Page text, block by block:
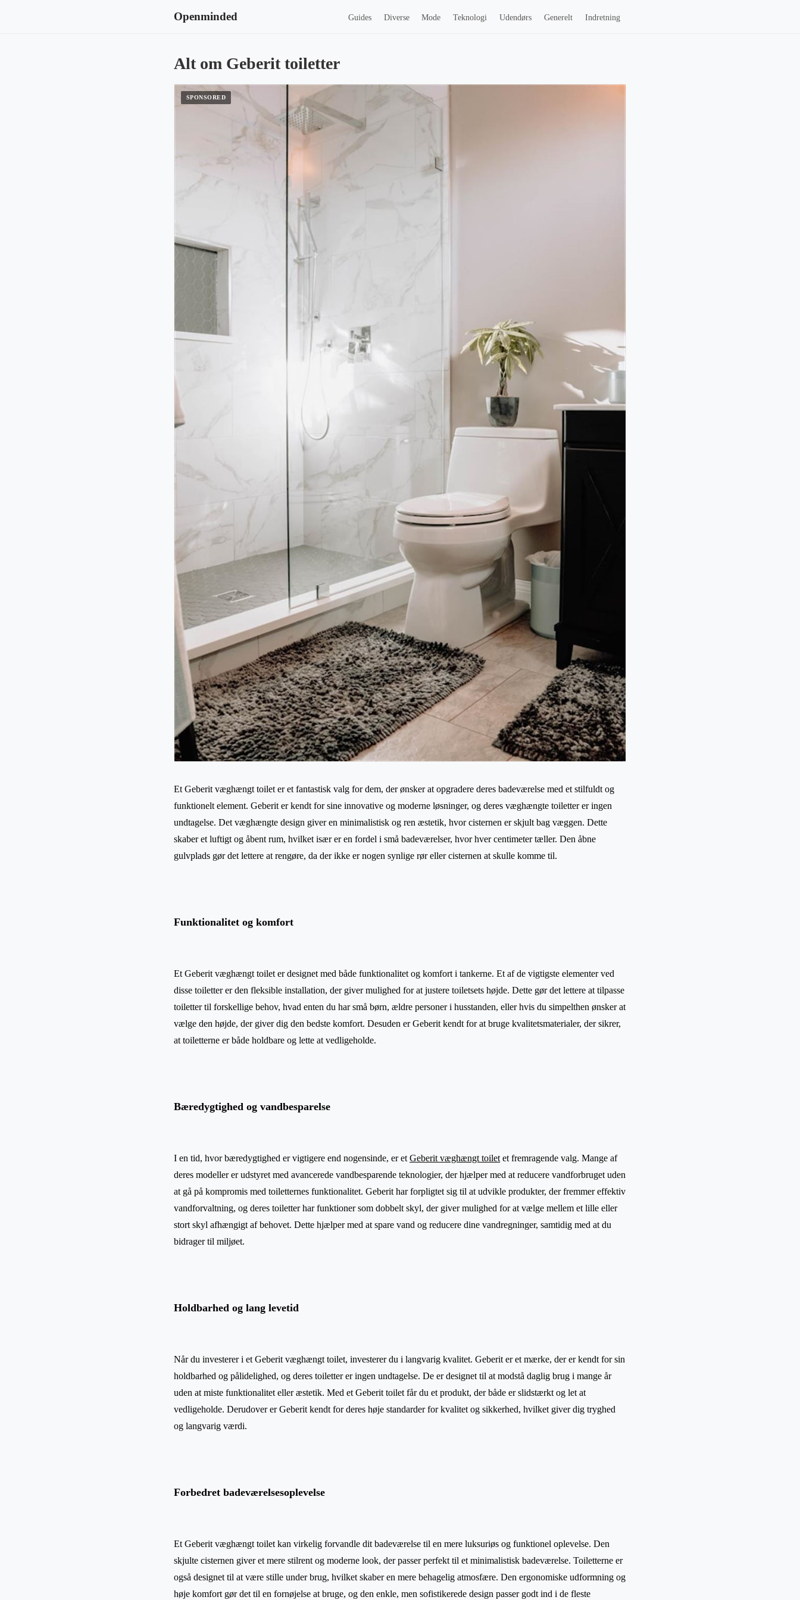
Openminded Guides Diverse Mode Teknologi Udendørs Generelt Indretning
Alt om Geberit toiletter
Et Geberit væghængt toilet er et fantastisk valg for dem, der ønsker at opgradere deres badeværelse med et stilfuldt og
funktionelt element. Geberit er kendt for sine innovative og moderne løsninger, og deres væghængte toiletter er ingen
undtagelse. Det væghængte design giver en minimalistisk og ren æstetik, hvor cisternen er skjult bag væggen. Dette
skaber et luftigt og åbent rum, hvilket især er en fordel i små badeværelser, hvor hver centimeter tæller. Den åbne
gulvplads gør det lettere at rengøre, da der ikke er nogen synlige rør eller cisternen at skulle komme til.
Funktionalitet og komfort
Et Geberit væghængt toilet er designet med både funktionalitet og komfort i tankerne. Et af de vigtigste elementer ved
disse toiletter er den fleksible installation, der giver mulighed for at justere toiletsets højde. Dette gør det lettere at tilpasse
toiletter til forskellige behov, hvad enten du har små børn, ældre personer i husstanden, eller hvis du simpelthen ønsker at
vælge den højde, der giver dig den bedste komfort. Desuden er Geberit kendt for at bruge kvalitetsmaterialer, der sikrer,
at toiletterne er både holdbare og lette at vedligeholde.
Bæredygtighed og vandbesparelse
I en tid, hvor bæredygtighed er vigtigere end nogensinde, er et Geberit væghængt toilet et fremragende valg. Mange af
deres modeller er udstyret med avancerede vandbesparende teknologier, der hjælper med at reducere vandforbruget uden
at gå på kompromis med toiletternes funktionalitet. Geberit har forpligtet sig til at udvikle produkter, der fremmer effektiv
vandforvaltning, og deres toiletter har funktioner som dobbelt skyl, der giver mulighed for at vælge mellem et lille eller
stort skyl afhængigt af behovet. Dette hjælper med at spare vand og reducere dine vandregninger, samtidig med at du
bidrager til miljøet.
Holdbarhed og lang levetid
Når du investerer i et Geberit væghængt toilet, investerer du i langvarig kvalitet. Geberit er et mærke, der er kendt for sin
holdbarhed og pålidelighed, og deres toiletter er ingen undtagelse. De er designet til at modstå daglig brug i mange år
uden at miste funktionalitet eller æstetik. Med et Geberit toilet får du et produkt, der både er slidstærkt og let at
vedligeholde. Derudover er Geberit kendt for deres høje standarder for kvalitet og sikkerhed, hvilket giver dig tryghed
og langvarig værdi.
Forbedret badeværelsesoplevelse
Et Geberit væghængt toilet kan virkelig forvandle dit badeværelse til en mere luksuriøs og funktionel oplevelse. Den
skjulte cisternen giver et mere stilrent og moderne look, der passer perfekt til et minimalistisk badeværelse. Toiletterne er
også designet til at være stille under brug, hvilket skaber en mere behagelig atmosfære. Den ergonomiske udformning og
høje komfort gør det til en fornøjelse at bruge, og den enkle, men sofistikerede design passer godt ind i de fleste